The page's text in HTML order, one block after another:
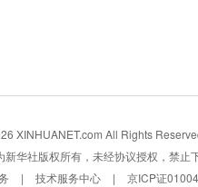
XINHUANET.com All Rights
华社版权所有，未经协议授权，禁止下
| 技术服务中心 | 京ICP证